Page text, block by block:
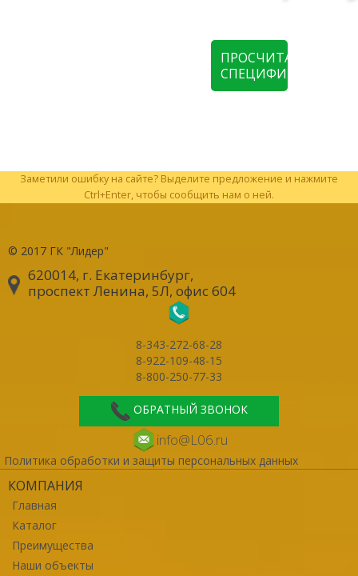
ПРОСЧИТАТЬ
СПЕЦИФИКАЦИЮ
Заметили ошибку на сайте? Выделите предложение и нажмите
Ctrl+Enter, чтобы сообщить нам о ней.
© 2017 ГК "Лидер"
620014, г. Екатеринбург,
проспект Ленина, 5Л, офис 604
8-343-272-68-28
8-922-109-48-15
8-800-250-77-33
ОБРАТНЫЙ ЗВОНОК
info@L06.ru
Политика обработки и защиты персональных данных
КОМПАНИЯ
Главная
Каталог
Преимущества
Наши объекты